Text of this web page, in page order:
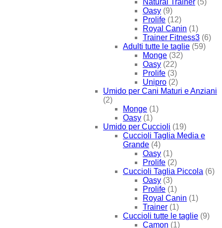
Natural Trainer (5)
Oasy (9)
Prolife (12)
Royal Canin (1)
Trainer Fitness3 (6)
Adulti tutte le taglie (59)
Monge (32)
Oasy (22)
Prolife (3)
Unipro (2)
Umido per Cani Maturi e Anziani
(2)
Monge (1)
Oasy (1)
Umido per Cuccioli (19)
Cuccioli Taglia Media e
Grande (4)
Oasy (1)
Prolife (2)
Cuccioli Taglia Piccola (6)
Oasy (3)
Prolife (1)
Royal Canin (1)
Trainer (1)
Cuccioli tutte le taglie (9)
Camon (1)